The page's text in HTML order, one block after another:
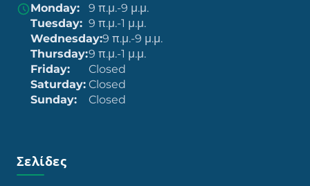
Monday:
9 π.μ.-9 μ.μ.
Tuesday: 9 π.μ.-1 μ.μ.
Wednesday:9 π.μ.-9 μ.μ.
Thursday:9 π.μ.-1 μ.μ.
Friday:
Closed
Saturday: Closed
Sunday:
Closed
Σελίδες